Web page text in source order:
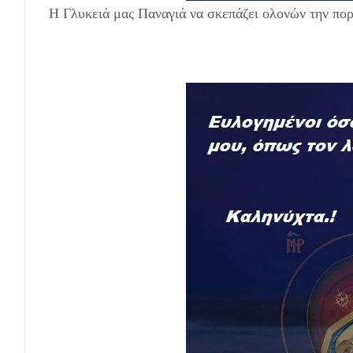
Η Γλυκειά μας Παναγιά να σκεπάζει ολονών την